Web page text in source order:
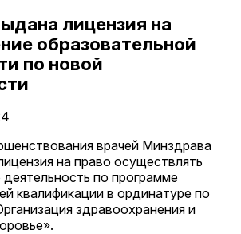
лицензия на
образовательной
по новой
врачей Минздрава
на право осуществлять
по программе
квалификации в ординатуре по
здравоохранения и